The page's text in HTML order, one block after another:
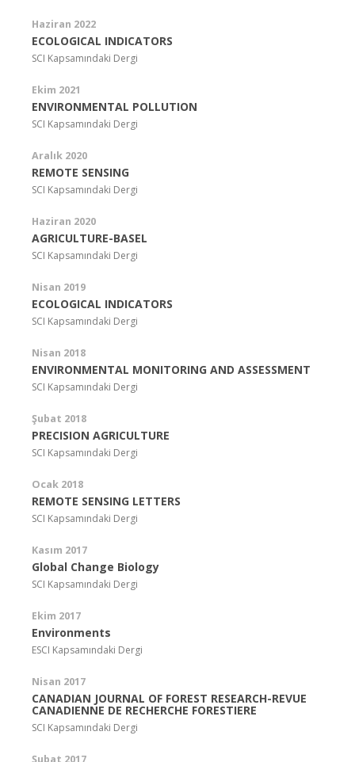
Haziran 2022
ECOLOGICAL INDICATORS
SCI Kapsamındaki Dergi
Ekim 2021
ENVIRONMENTAL POLLUTION
SCI Kapsamındaki Dergi
Aralık 2020
REMOTE SENSING
SCI Kapsamındaki Dergi
Haziran 2020
AGRICULTURE-BASEL
SCI Kapsamındaki Dergi
Nisan 2019
ECOLOGICAL INDICATORS
SCI Kapsamındaki Dergi
Nisan 2018
ENVIRONMENTAL MONITORING AND ASSESSMENT
SCI Kapsamındaki Dergi
Şubat 2018
PRECISION AGRICULTURE
SCI Kapsamındaki Dergi
Ocak 2018
REMOTE SENSING LETTERS
SCI Kapsamındaki Dergi
Kasım 2017
Global Change Biology
SCI Kapsamındaki Dergi
Ekim 2017
Environments
ESCI Kapsamındaki Dergi
Nisan 2017
CANADIAN JOURNAL OF FOREST RESEARCH-REVUE
CANADIENNE DE RECHERCHE FORESTIERE
SCI Kapsamındaki Dergi
Şubat 2017